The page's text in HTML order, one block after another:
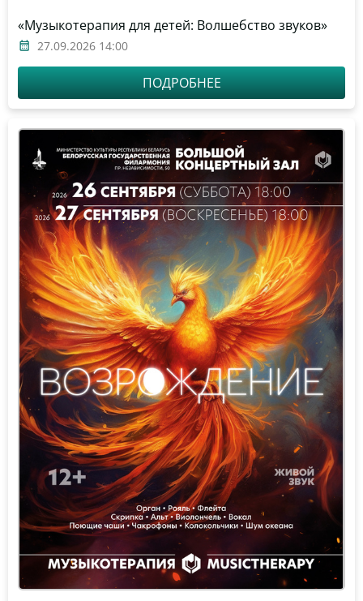
«Музыкотерапия для детей: Волшебство звуков»
27.09.2026 14:00
ПОДРОБНЕЕ